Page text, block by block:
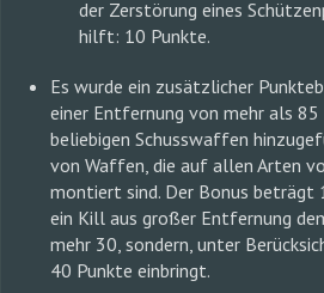
der Zerstörung eines
hilft: 10 Punkte.
Es wurde ein zusätzlicher
einer Entfernung von mehr als
beliebigen Schusswaffen
von Waffen, die auf allen Arten
montiert sind. Der Bonus beträgt
ein Kill aus großer Entfernung
mehr 30, sondern, unter
40 Punkte einbringt.